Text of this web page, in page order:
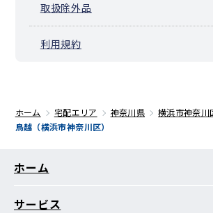
取扱除外品
利用規約
ホーム 宅配エリア 神奈川県
横浜市神奈川
鳥越（横浜市神奈川区）
ホーム
サービス